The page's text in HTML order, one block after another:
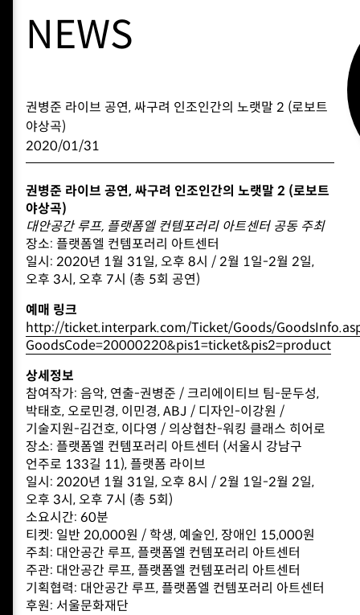
NEWS
권병준 라이브 공연, 싸구려 인조인간의 노랫말 2 (로보트
야상곡)
2020/01/31
권병준 라이브 공연, 싸구려 인조인간의 노랫말 2 (로보트
야상곡)
대안공간 루프, 플랫폼엘 컨템포러리 아트센터 공동 주최
장소: 플랫폼엘 컨템포러리 아트센터
일시: 2020년 1월 31일, 오후 8시 / 2월 1일-2월 2일,
오후 3시, 오후 7시 (총 5회 공연)
예매 링크
http://ticket.interpark.com/Ticket/Goods/
GoodsCode=20000220&pis1=ticket&pis2=product
상세정보
참여작가: 음악, 연출-권병준 / 크리에이티브 팀-문두성,
박태호, 오로민경, 이민경, ABJ / 디자인-이강원 /
기술지원-김건호, 이다영 / 의상협찬-워킹 클래스 히어로
장소: 플랫폼엘 컨템포러리 아트센터 (서울시 강남구
언주로 133길 11), 플랫폼 라이브
일시: 2020년 1월 31일, 오후 8시 / 2월 1일-2월 2일,
오후 3시, 오후 7시 (총 5회)
소요시간: 60분
티켓: 일반 20,000원 / 학생, 예술인, 장애인 15,000원
주최: 대안공간 루프, 플랫폼엘 컨템포러리 아트센터
주관: 대안공간 루프, 플랫폼엘 컨템포러리 아트센터
기획협력: 대안공간 루프, 플랫폼엘 컨템포러리 아트센터
후원: 서울문화재단